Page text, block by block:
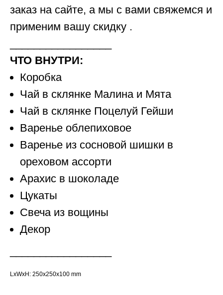
заказ на сайте, а мы с вами свяжемся и
применим вашу скидку .
ЧТО ВНУТРИ:
Коробка
Чай в склянке Малина и Мята
Чай в склянке Поцелуй Гейши
Варенье облепиховое
Варенье из сосновой шишки в
ореховом ассорти
Арахис в шоколаде
Цукаты
Свеча из вощины
Декор
LxWxH: 250x250x100 mm